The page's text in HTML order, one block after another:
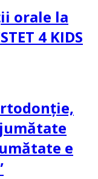
orale la
4 KIDS
e